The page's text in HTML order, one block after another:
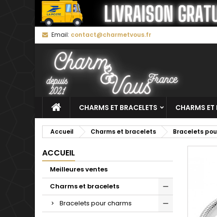
Email: contact@charmetvous.fr
CHARMS ET BRACELETS CHARMS ET
Accueil Charms et bracelets Bracelets
ACCUEIL
Meilleures ventes
Charms et bracelets
Bracelets pour charms